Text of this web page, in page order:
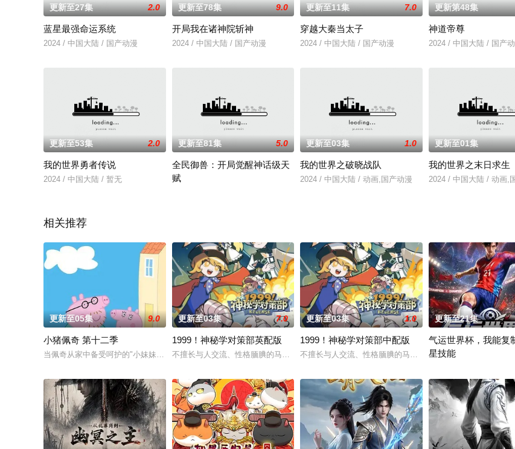
更新至27集 2.0
蓝星最强命运系统
2024 / 中国大陆 / 国产动漫
更新至78集 9.0
开局我在诸神院斩神
2024 / 中国大陆 / 国产动漫
更新至11集 7.0
穿越大秦当太子
2024 / 中国大陆 / 国产动漫
更新第48集
神道帝尊
2024 / 中国大陆 / 国产
更新至53集 2.0
我的世界勇者传说
2024 / 中国大陆 / 暂无
更新至81集 5.0
全民御兽：开局觉醒神话级天
赋
更新至03集 1.0
我的世界之破晓战队
2024 / 中国大陆 / 动画,国产动漫
更新至01集
我的世界之末日求生
2024 / 中国大陆 / 动画,
相关推荐
更新至05集 9.0
小猪佩奇 第十二季
当佩奇从家中备受呵护的"小妹妹"一跃成为肩负责任的"大姐姐"，而乔治从集万千宠爱于一身的&q
更新至03集 7.0
1999！神秘学对策部英配版
不擅长与人交流、性格腼腆的马库斯在一场乌龙中意外成为了“神秘学事件对策部”的负责人。面对
更新至03集 1.0
1999！神秘学对策部中配版
不擅长与人交流、性格腼腆的马库斯在一场乌龙中意外成为了
更新至21集
气运世界杯，我能复
星技能